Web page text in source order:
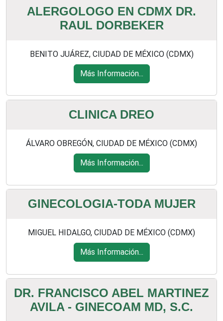
ALERGOLOGO EN CDMX DR.
RAUL DORBEKER
BENITO JUÁREZ, CIUDAD DE MÉXICO (CDMX)
Más Información...
CLINICA DREO
ÁLVARO OBREGÓN, CIUDAD DE MÉXICO (CDMX)
Más Información...
GINECOLOGIA-TODA MUJER
MIGUEL HIDALGO, CIUDAD DE MÉXICO (CDMX)
Más Información...
DR. FRANCISCO ABEL MARTINEZ
AVILA - GINECOAM MD, S.C.